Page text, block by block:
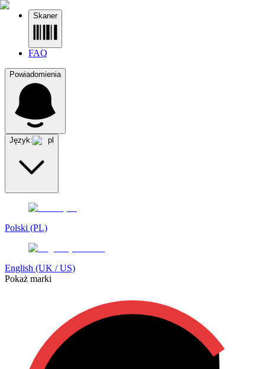
Skaner
FAQ
Powiadomienia
Język: pl
Polski (PL)
English (UK / US)
Pokaż marki